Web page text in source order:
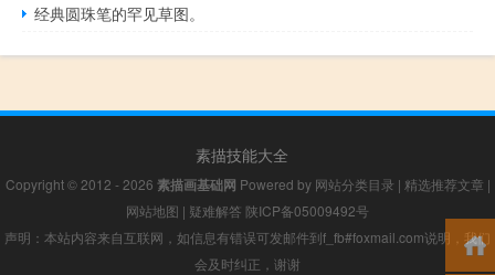
经典圆珠笔的罕见草图。
素描技能大全
Copyright © 2012 - 2026 素描画基础网 Powered by 网站分类目录 | 精选推荐文章 |
网站地图 | 疑难解答 陕ICP备05009492号
声明：本站内容来自互联网，如信息有错误可发邮件到f_fb#foxmail.com说明，我们
会及时纠正，谢谢